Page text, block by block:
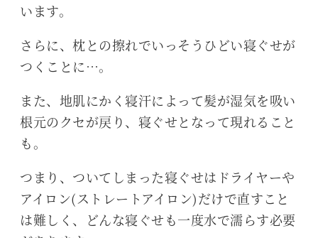
います。
さらに、枕との擦れでいっそうひどい寝ぐせが
つくことに…。
また、地肌にかく寝汗によって髪が湿気を吸い
根元のクセが戻り、寝ぐせとなって現れること
も。
つまり、ついてしまった寝ぐせはドライヤーや
アイロン(ストレートアイロン)だけで直すこと
は難しく、どんな寝ぐせも一度水で濡らす必要